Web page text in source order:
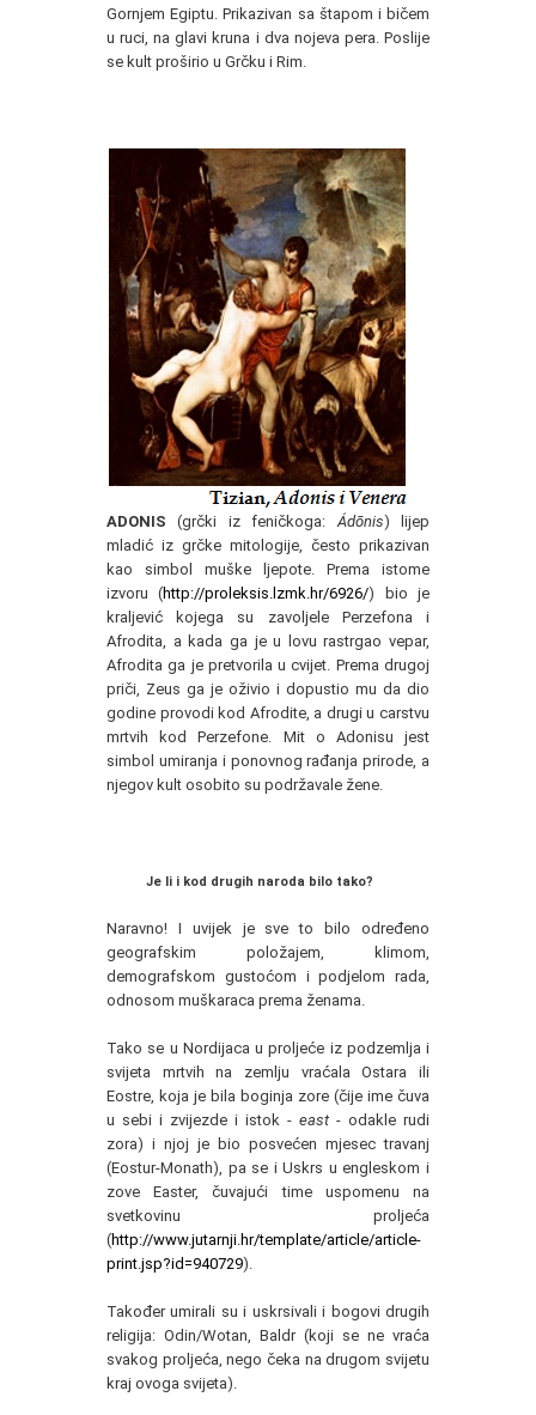
Gornjem Egiptu. Prikazivan sa štapom i bičem
u ruci, na glavi kruna i dva nojeva pera. Poslije
se kult proširio u Grčku i Rim.
ADONIS (grčki iz feničkoga:Ádōnis) lijep
mladić iz grčke mitologije, često prikazivan
kao simbol muške ljepote. Prema istome
izvoru (http://proleksis.lzmk.hr/6926/) bio je
kraljević kojega su zavoljele Perzefona i
Afrodita, a kada ga je u lovu rastrgao vepar,
Afrodita ga je pretvorila u cvijet. Prema drugoj
priči, Zeus ga je oživio i dopustio mu da dio
godine provodi kod Afrodite, a drugi u carstvu
mrtvih kod Perzefone. Mit o Adonisu jest
simbol umiranja i ponovnog rađanja prirode, a
njegov kult osobito su podržavale žene.
Je li i kod drugih naroda bilo tako?
Naravno! I uvijek je sve to bilo određeno
geografskim položajem, klimom,
demografskom gustoćom i podjelom rada,
odnosom muškaraca prema ženama.
Tako se u Nordijaca u proljeće iz podzemlja i
svijeta mrtvih na zemlju vraćala Ostara ili
Eostre, koja je bila boginja zore (čije ime čuva
u sebi i zvijezde i istok - east - odakle rudi
zora) i njoj je bio posvećen mjesec travanj
(Eostur-Monath), pa se i Uskrs u engleskom i
zove Easter, čuvajući time uspomenu na
svetkovinu proljeća
(http://www.jutarnji.hr/template/article/article-
print.jsp?id=940729).
Također umirali su i uskrsivali i bogovi drugih
religija: Odin/Wotan, Baldr (koji se ne vraća
svakog proljeća, nego čeka na drugom svijetu
kraj ovoga svijeta).